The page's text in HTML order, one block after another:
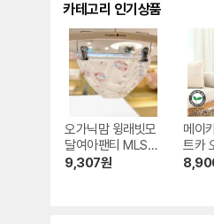
카테고리 인기상품
오가닉맘 윙래빗모
달여아팬티 MLSU
UP20
9,307원
메이
트카
가드